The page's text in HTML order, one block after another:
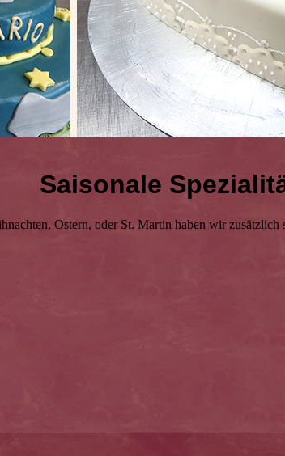
Saisonale
Ostern, oder St. Martin haben wir